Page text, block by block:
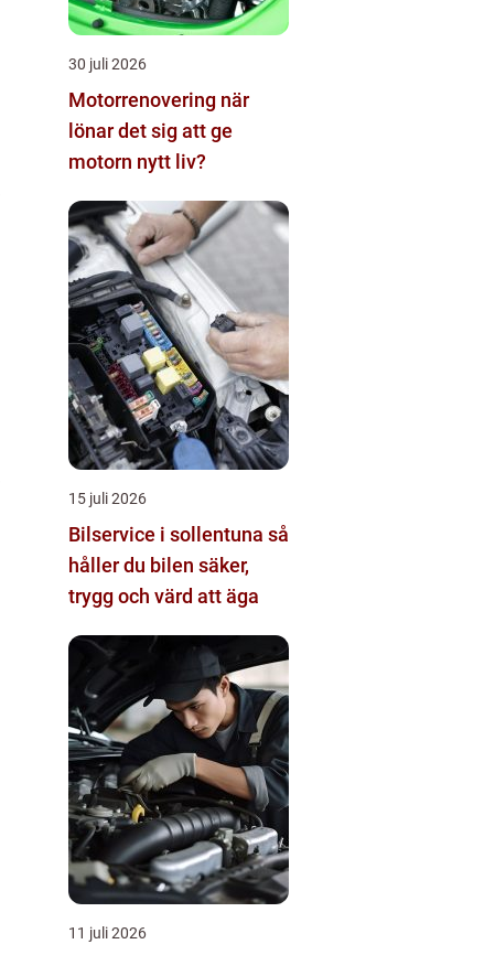
30 juli 2026
Motorrenovering när
lönar det sig att ge
motorn nytt liv?
15 juli 2026
Bilservice i sollentuna så
håller du bilen säker,
trygg och värd att äga
11 juli 2026